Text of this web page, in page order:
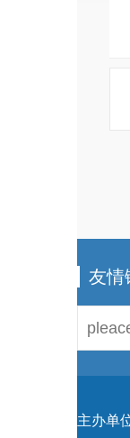
友情
主办单